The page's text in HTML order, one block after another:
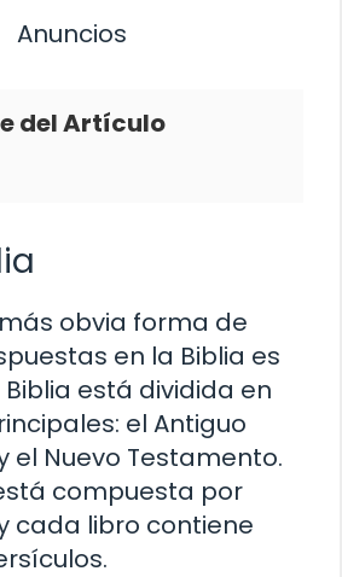
Anuncios
del Artículo
obvia forma de
en la Biblia es
está dividida en
el Antiguo
el Nuevo Testamento.
compuesta por
cada libro contiene